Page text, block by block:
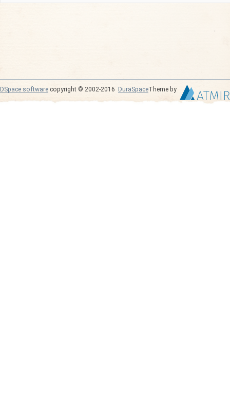
DSpace software copyright © 2002-2016 DuraSpaceTheme by